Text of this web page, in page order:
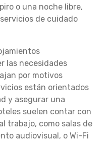
o una noche libre,
de cuidado
las necesidades
por motivos
están orientados
y asegurar una
suelen contar con
trabajo, como salas de
audiovisual, o Wi-Fi